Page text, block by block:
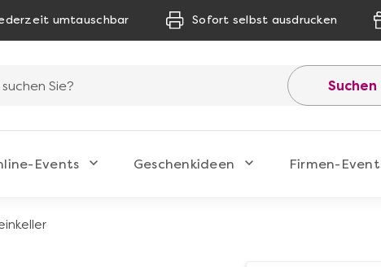
umtauschbar Sofort selbst ausdrucken
Suchen
Events Geschenkideen Firmen-